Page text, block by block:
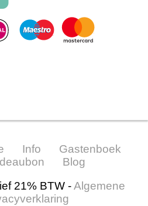
Info
Gastenboek
Blog
21% BTW -Algemene